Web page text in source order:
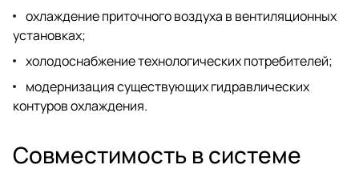
охлаждение приточного воздуха в вентиляционных
установках;
холодоснабжение технологических потребителей;
модернизация существующих гидравлических
контуров охлаждения.
Совместимость в системе